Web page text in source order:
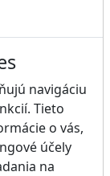
navigáciu
Tieto
o vás,
účely
na